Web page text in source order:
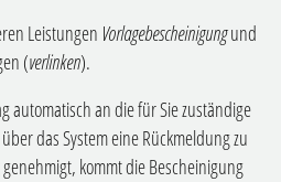
Leistungen Vorlagebescheinigungund
(verlinken).
automatisch an die für Sie zuständige
das System eine Rückmeldung zu
kommt die Bescheinigung